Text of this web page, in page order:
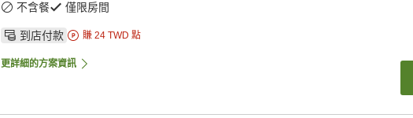
不含餐 僅限房間
到店付款 賺 24 TWD 點
更詳細的方案資訊